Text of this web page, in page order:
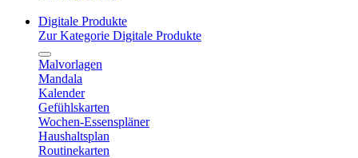
Digitale Produkte
Zur Kategorie Digitale Produkte
Malvorlagen
Mandala
Kalender
Gefühlskarten
Wochen-Essenspläner
Haushaltsplan
Routinekarten